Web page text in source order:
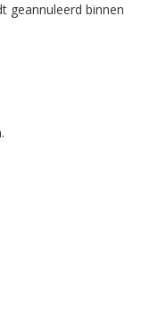
geannuleerd binnen